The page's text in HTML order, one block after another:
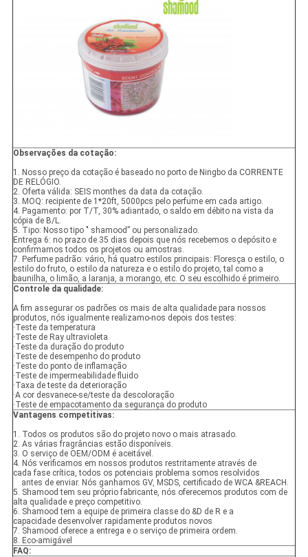
Observações da cotação:
1. Nosso preço da cotação é baseado no porto de Ningbo da CORRENTE
DE RELÓGIO.
2. Oferta válida: SEIS monthes da data da cotação.
3. MOQ: recipiente de 1*20ft, 5000pcs pelo perfume em cada artigo.
4. Pagamento: por T/T, 30% adiantado, o saldo em débito na vista da
cópia de B/L.
5. Tipo: Nosso tipo " shamood” ou personalizado.
Entrega 6: no prazo de 35 dias depois que nós recebemos o depósito e
confirmamos todos os projetos ou amostras.
7. Perfume padrão: vário, há quatro estilos principais: Floresça o estilo, o
estilo do fruto, o estilo da natureza e o estilo do projeto, tal como a
baunilha, o limão, a laranja, a morango, etc. O seu escolhido é primeiro.
Controle da qualidade:
A fim assegurar os padrões os mais de alta qualidade para nossos
produtos, nós igualmente realizamo-nos depois dos testes:
·Teste da temperatura
·Teste de Ray ultravioleta
·Teste da duração do produto
·Teste de desempenho do produto
·Teste do ponto de inflamação
·Teste de impermeabilidade fluido
·Taxa de teste da deterioração
·A cor desvanece-se/teste da descoloração
·Teste de empacotamento da segurança do produto
Vantagens competitivas:
1. Todos os produtos são do projeto novo o mais atrasado.
2. As várias fragrâncias estão disponíveis.
3. O serviço de OEM/ODM é aceitável.
4. Nós verificamos em nossos produtos restritamente através de
cada fase crítica, todos os potenciais problema somos resolvidos
antes de enviar. Nós ganhamos GV, MSDS, certificado de WCA &REACH.
5. Shamood tem seu próprio fabricante, nós oferecemos produtos com de
alta qualidade e preço competitivo.
6. Shamood tem a equipe de primeira classe do &D de R e a
capacidade desenvolver rapidamente produtos novos
7. Shamood oferece a entrega e o serviço de primeira ordem.
8. Eco-amigável
FAQ: